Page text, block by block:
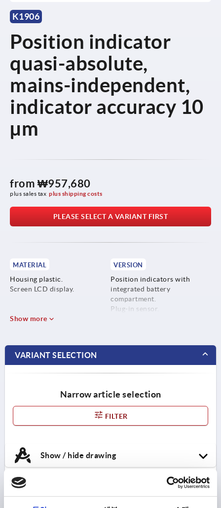
K1906
Position indicator
quasi-absolute,
mains-independent,
indicator accuracy 10
µm
from ₩957,680
plus sales tax plus shipping costs
PLEASE SELECT A VARIANT FIRST
MATERIAL
Housing plastic.
Screen LCD display.
VERSION
Position indicators with
integrated battery
compartment.
Plug-in sensor.
Show more
VARIANT SELECTION
Narrow article selection
FILTER
Show / hide drawing
K1906